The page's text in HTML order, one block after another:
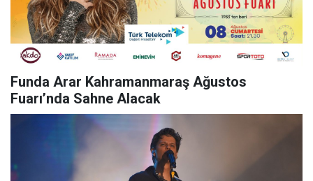
Funda Arar Kahramanmaraş Ağustos
Fuarı’nda Sahne Alacak